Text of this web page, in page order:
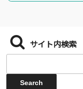
サイト内検索